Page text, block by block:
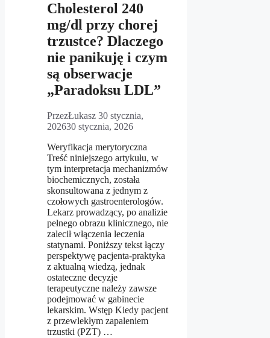
Cholesterol 240
mg/dl przy chorej
trzustce? Dlaczego
nie panikuję i czym
są obserwacje
„Paradoksu LDL”
PrzezŁukasz 30 stycznia,
202630 stycznia, 2026
Weryfikacja merytoryczna
Treść niniejszego artykułu, w
tym interpretacja mechanizmów
biochemicznych, została
skonsultowana z jednym z
czołowych gastroenterologów.
Lekarz prowadzący, po analizie
pełnego obrazu klinicznego, nie
zalecił włączenia leczenia
statynami. Poniższy tekst łączy
perspektywę pacjenta-praktyka
z aktualną wiedzą, jednak
ostateczne decyzje
terapeutyczne należy zawsze
podejmować w gabinecie
lekarskim. Wstęp Kiedy pacjent
z przewlekłym zapaleniem
trzustki (PZT) …